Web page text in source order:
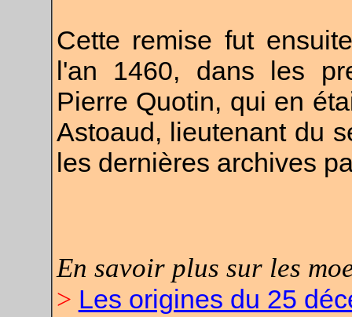
Cette remise fut
l'an 1460, dans les
Pierre Quotin, qui en
Astoaud, lieutenant du
les dernières archives
En savoir plus sur les
> Les origines du 25